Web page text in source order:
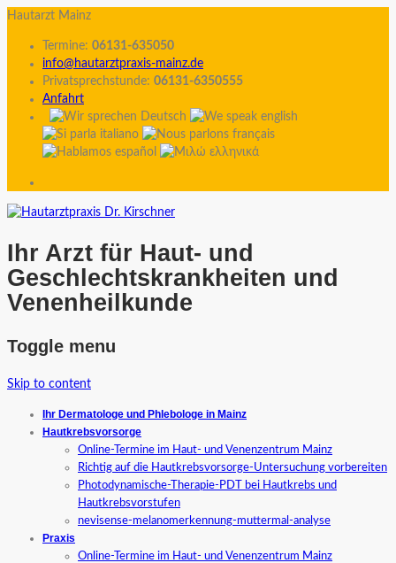
Hautarzt Mainz
Termine: 06131-635050
info@hautarztpraxis-mainz.de
Privatsprechstunde: 06131-6350555
Anfahrt
Ihr Arzt für Haut- und
Geschlechtskrankheiten und
Venenheilkunde
Toggle menu
Skip to content
Ihr Dermatologe und Phlebologe in Mainz
Hautkrebsvorsorge
Online-Termine im Haut- und Venenzentrum Mainz
Richtig auf die Hautkrebsvorsorge-Untersuchung vorbereiten
Photodynamische-Therapie-PDT bei Hautkrebs und
Hautkrebsvorstufen
nevisense-melanomerkennung-muttermal-analyse
Praxis
Online-Termine im Haut- und Venenzentrum Mainz